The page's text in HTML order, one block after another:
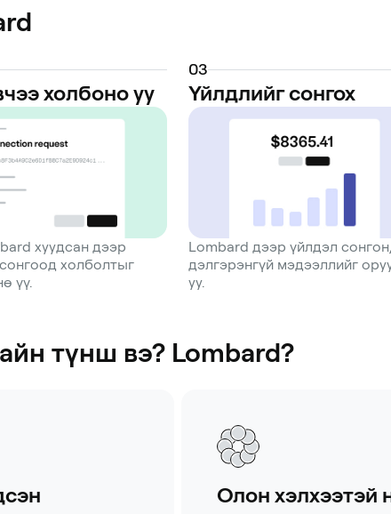
холбоно уу
хуудсан дээр
холболтыг
үү.
03
Үйлдлийг сонгох
Lombard дээр үйлдэл сонгон,
дэлгэрэнгүй мэдээллийг
уу.
түнш вэ? Lombard?
Олон хэлхээтэй